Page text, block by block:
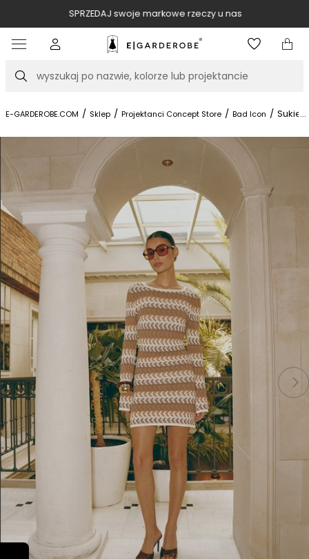
SPRZEDAJ swoje markowe rzeczy u nas
Szukaj
E-GARDEROBE.COM / Sklep / Projektanci Concept Store / Bad Icon / ...